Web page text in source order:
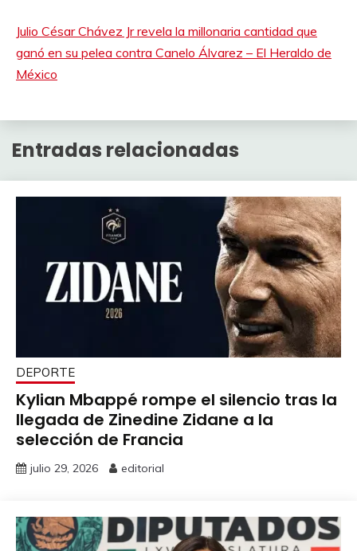
Julio César Chávez Jr revela la millonaria cantidad que
ganó en su pelea contra Canelo Álvarez – El Heraldo de
México
Entradas relacionadas
DEPORTE
Kylian Mbappé rompe el silencio tras la
llegada de Zinedine Zidane a la
selección de Francia
julio 29, 2026 editorial